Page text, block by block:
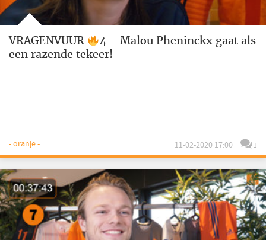
VRAGENVUUR
4 - Malou Pheninckx gaat als
een razende tekeer!
- oranje - 11-02-2020 17:00 1